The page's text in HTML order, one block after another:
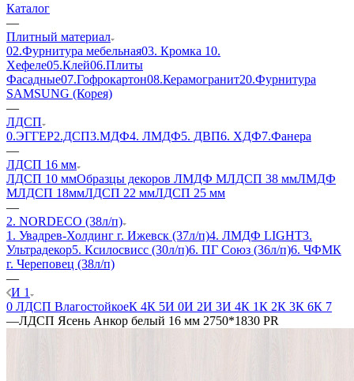
Каталог
—
Плитный материал
02.Фурнитура мебельная03. Кромка 10.
Хефеле05.Клей06.Плиты
Фасадные07.Гофрокартон08.Керамогранит20.Фурнитура
SAMSUNG (Корея)
—
ЛДСП
0.ЭГГЕР2.ДСП3.МДФ4. ЛМДФ5. ДВП6. ХДФ7.Фанера
—
ЛДСП 16 мм
ЛДСП 10 ммОбразцы декоров ЛМДФ МЛДСП 38 ммЛМДФ
МЛДСП 18ммЛДСП 22 ммЛДСП 25 мм
—
2. NORDECO (38л/п)
1. Увадрев-Холдинг г. Ижевск (37л/п)4. ЛМДФ LIGHT3.
Ультрадекор5. Ксилосвисс (30л/п)6. ПГ Союз (36л/п)6. ЧФМК
г. Череповец (38л/п)
—
И 1
0 ЛДСП ВлагостойкоеК 4К 5И 0И 2И 3И 4К 1К 2К 3К 6К 7
—ЛДСП Ясень Анкор белый 16 мм 2750*1830 PR